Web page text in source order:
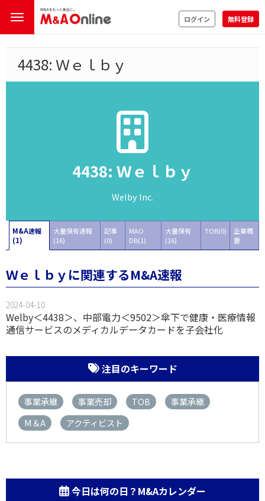
ログイン 無料登録
4438: Ｗｅｌｂｙ
4438: Ｗｅｌｂｙ
Welby Inc.
M&A速報
(1)
大量保有速報
(16)
記事
(0)
MAO
DB(1)
大量保有
(16)
TOB(0)
企業概
要
Ｗｅｌｂｙに関連するM&A速報
2024-04-10
Welby＜4438＞、中部電力＜9502＞傘下で健康・医療情報
通信サービスのメディカルデータカードを子会社化
注目のキーワード
事業承継 事業売却 TOB
事業承継
M＆A
アクティビスト
今日は何の日？M&Aカレンダー